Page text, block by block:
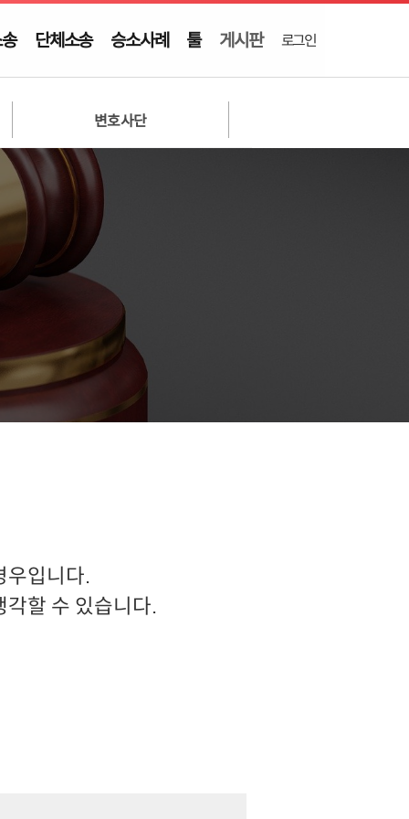
단체소송 승소사례 툴 게시판 로그인
변호사단
우입니다.
할 수 있습니다.
기보다는 합의과정을 진행하시는 것이